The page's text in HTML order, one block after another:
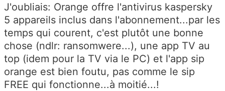
J'oubliais: Orange offre l'antivirus kaspersky
5 appareils inclus dans l'abonnement...par les
temps qui courent, c'est plutôt une bonne
chose (ndlr: ransomwere...), une app TV au
top (idem pour la TV via le PC) et l'app sip
orange est bien foutu, pas comme le sip
FREE qui fonctionne...à moitié...!